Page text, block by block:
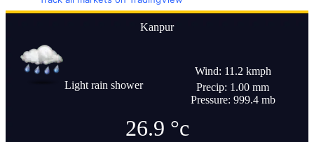
Kanpur
Light rain shower
Wind: 11.2 kmph
Precip: 1.00 mm
Pressure: 999.4 mb
26.9 °c